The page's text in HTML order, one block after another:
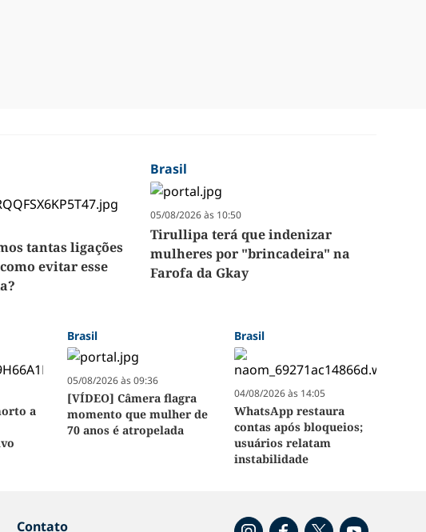
tantas ligações
evitar esse
Brasil
05/08/2026 às 10:50
Tirullipa terá que indenizar
mulheres por "brincadeira" na
Farofa da Gkay
a
Brasil
05/08/2026 às 09:36
[VÍDEO] Câmera flagra
momento que mulher de
70 anos é atropelada
Brasil
04/08/2026 às 14:05
WhatsApp restaura
contas após bloqueios;
usuários relatam
instabilidade
Contato